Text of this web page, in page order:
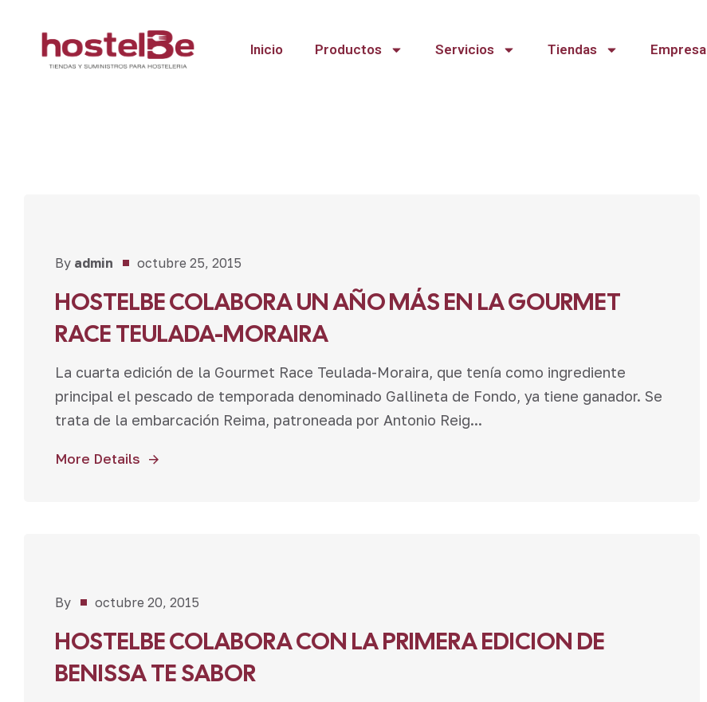
Inicio Productos Servicios Tiendas Empresa
Noticias
By admin octubre 25, 2015
HOSTELBE COLABORA UN AÑO MÁS EN LA GOURMET
RACE TEULADA-MORAIRA
La cuarta edición de la Gourmet Race Teulada-Moraira, que tenía como ingrediente
principal el pescado de temporada denominado Gallineta de Fondo, ya tiene ganador. Se
trata de la embarcación Reima, patroneada por Antonio Reig...
More Details
Noticias
By octubre 20, 2015
HOSTELBE COLABORA CON LA PRIMERA EDICION DE
BENISSA TE SABOR